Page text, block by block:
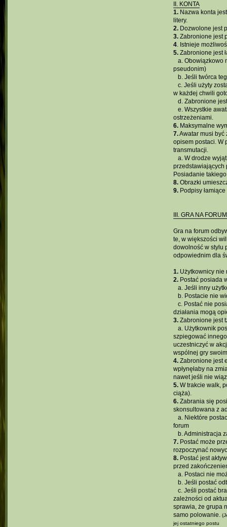
II. KONTA
1.Nazwa konta
litery.
2.Dozwolone jest
3.Zabronione jest
4. Istnieje
5.Zabronione jest
a. Obowiązkowo
pseudonim)
b. Jeśli twórca
c. Jeśli użyty
w każdej chwili
d. Zabronione
e. Wszystkie
ostrzeżeniami.
6.Maksymalne
7.Awatar musi być
opisem postaci. W
transmutacji.
a. W drodze
przedstawiających
Posiadanie
8.Obrazki
9.Podpisy
III. GRA NA FORUM
Gra na forum
te, w większości
dowolność w stylu
odpowiednim dla
1.Użytkownicy nie
2.Postać posiada
a. Jeśli inny
b. Postacie nie
c. Postać nie
działania mogą
3.Zabronione jest
a. Użytkownik
szpiegować
uczestniczyć w
wspólnej gry
4.Zabronione jest
wpłynęłaby na
nawet jeśli nie
5.W trakcie walk,
ciąża).
6.Zabrania się
skonsultowana z
a. Niektóre
forum
b. Administracja
7.Postać może
rozpoczynać
8.Postać jest
przed
a. Postaci nie
b. Jeśli postać
c. Jeśli postać
zależności od
sprawia, że grupa
samo polowanie.
jej ostatniego postu